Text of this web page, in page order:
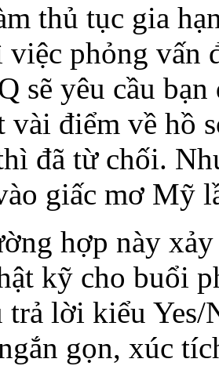
thủ tục gia
phỏng vấn
sẽ yêu cầu
vài điểm về hồ
đã từ chối.
giấc mơ Mỹ
hợp này
kỹ cho buổi
trả lời kiểu Yes/
gọn, xúc